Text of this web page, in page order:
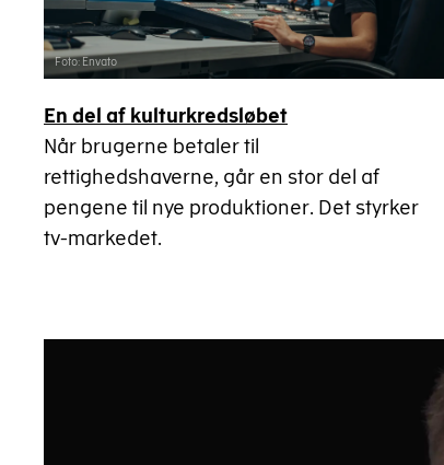
Foto: Envato
En del af kultur­kredsløbet
Når brugerne betaler til
rettighedshaverne, går en stor del af
pengene til nye produktioner. Det styrker
tv-markedet.